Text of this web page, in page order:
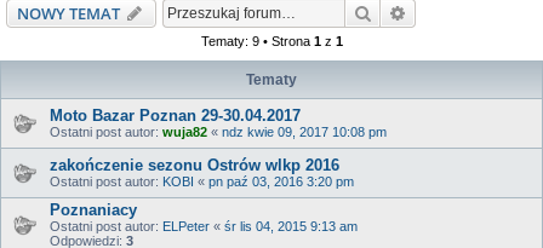
j
NOWY TEMAT Szukaj
Tematy: 9 • Strona 1z 1
Tematy
Moto Bazar Poznan 29-30.04.2017
Ostatni post autor: wuja82 « ndz kwie 09, 2017 10:08 pm
zakończenie sezonu Ostrów wlkp 2016
Ostatni post autor: KOBI « pn paź 03, 2016 3:20 pm
Poznaniacy
Ostatni post autor: ELPeter « śr lis 04, 2015 9:13 am
Odpowiedzi: 3